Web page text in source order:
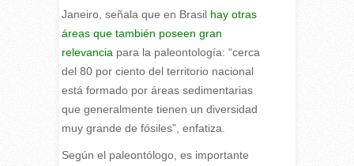
Janeiro, señala que en Brasil hay otras
áreas que también poseen gran
relevancia para la paleontología: “cerca
del 80 por ciento del territorio nacional
está formado por áreas sedimentarias
que generalmente tienen un diversidad
muy grande de fósiles”, enfatiza.
Según el paleontólogo, es importante